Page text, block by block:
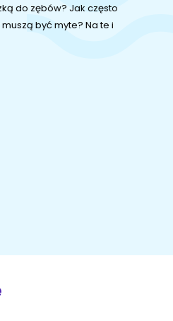
Akcesoria dla
psa
to ryby odpowiednie dla
gatunki ryb będą